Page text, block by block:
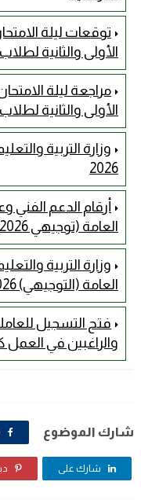
توقعات ليلة
الأولى والثانية
مراجعة ليلة
الأولى والثانية
وزارة التربية
2026
أرقام الدعم الفني
العامة (توجيهي 2026) في محافظات قطاع غزة
وزارة التربية
العامة (التوجيهي) 2026 لطلبة قطاع غزة
فتح التسجيل
والراغبين في العمل
شارك الموضوع
شارك على